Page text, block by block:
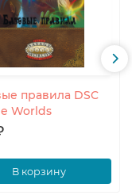
правила DSC
Worlds
В корзину